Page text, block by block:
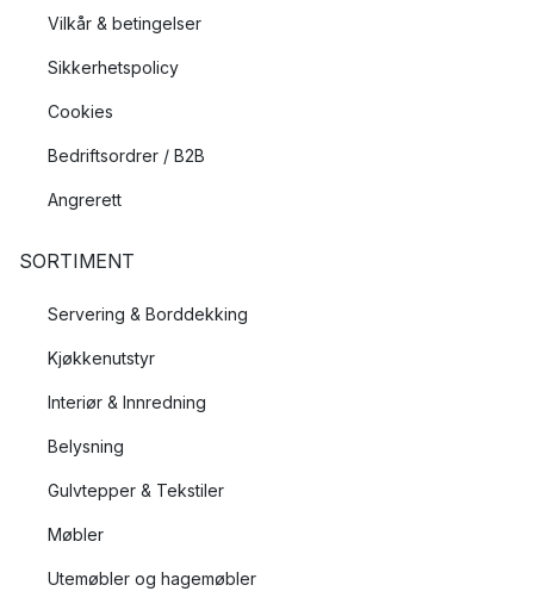
Vilkår & betingelser
Sikkerhetspolicy
Cookies
Bedriftsordrer / B2B
Angrerett
SORTIMENT
Servering & Borddekking
Kjøkkenutstyr
Interiør & Innredning
Belysning
Gulvtepper & Tekstiler
Møbler
Utemøbler og hagemøbler